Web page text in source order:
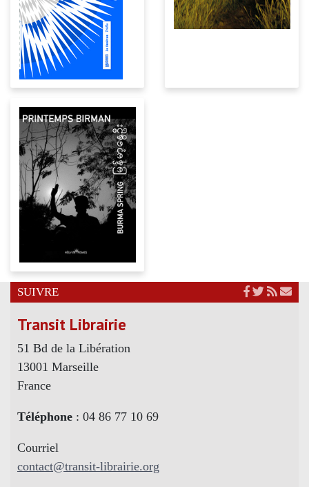
SUIVRE
Transit Librairie
51 Bd de la Libération
13001 Marseille
France
Téléphone : 04 86 77 10 69
Courriel
contact@transit-librairie.org